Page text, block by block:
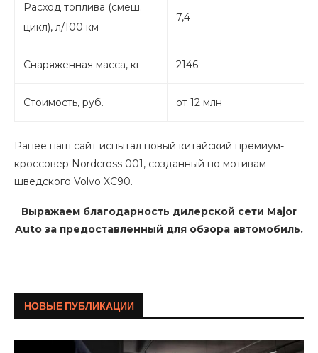
Расход топлива (смеш.
цикл), л/100 км
7,4
Снаряженная масса, кг 2146
Стоимость, руб. от 12 млн
Ранее наш сайт испытал новый китайский премиум-
кроссовер Nordcross 001, созданный по мотивам
шведского Volvo XC90.
Выражаем благодарность дилерской сети Major
Auto за предоставленный для обзора автомобиль.
НОВЫЕ ПУБЛИКАЦИИ